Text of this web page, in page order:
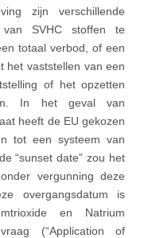
zijn verschillende
SVHC stoffen te
totaal verbod, of een
het vaststellen van een
of het opzetten
In het geval van
heeft de EU gekozen
tot een systeem van
“sunset date” zou het
vergunning deze
overgangsdatum is
en Natrium
(“Application of